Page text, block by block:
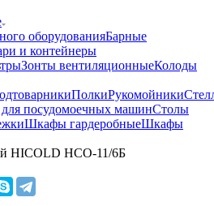
оборудованияБарные
и контейнеры
Зонты вентиляционныеКолоды
ПолкиРукомойники
посудомоечных машинСтолы
Шкафы гардеробныеШкафы
HICOLD НСО-11/6Б